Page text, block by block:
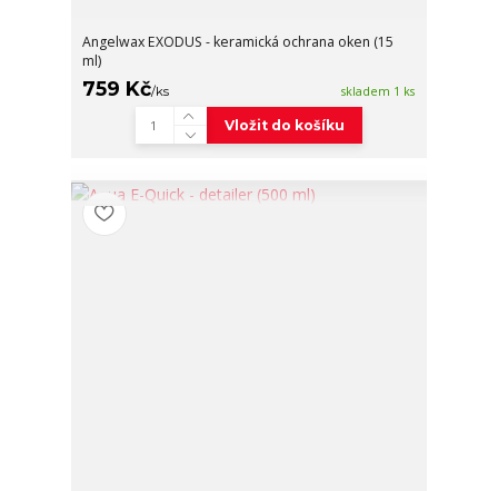
Angelwax EXODUS - keramická ochrana oken (15
ml)
759 Kč/ks skladem 1 ks
Vložit do košíku